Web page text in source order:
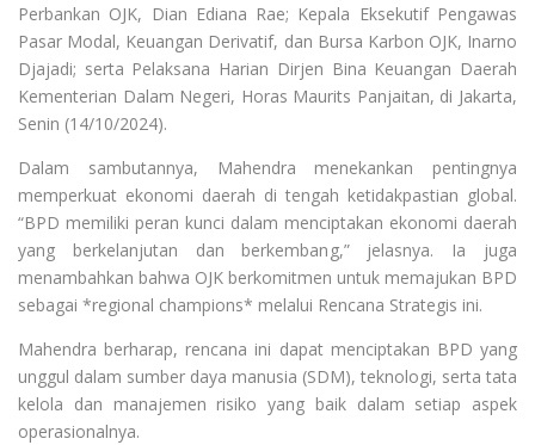
Perbankan OJK, Dian Ediana Rae; Kepala Eksekutif Pengawas
Pasar Modal, Keuangan Derivatif, dan Bursa Karbon OJK, Inarno
Djajadi; serta Pelaksana Harian Dirjen Bina Keuangan Daerah
Kementerian Dalam Negeri, Horas Maurits Panjaitan, di Jakarta,
Senin (14/10/2024).
Dalam sambutannya, Mahendra menekankan pentingnya
memperkuat ekonomi daerah di tengah ketidakpastian global.
“BPD memiliki peran kunci dalam menciptakan ekonomi daerah
yang berkelanjutan dan berkembang,” jelasnya. Ia juga
menambahkan bahwa OJK berkomitmen untuk memajukan BPD
sebagai *regional champions* melalui Rencana Strategis ini.
Mahendra berharap, rencana ini dapat menciptakan BPD yang
unggul dalam sumber daya manusia (SDM), teknologi, serta tata
kelola dan manajemen risiko yang baik dalam setiap aspek
operasionalnya.